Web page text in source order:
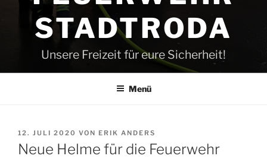
STADTRODA
Unsere Freizeit für eure Sicherheit!
Menü
VERÖFFENTLICHT
AM
12. JULI 2020 VON ERIK ANDERS
Neue Helme für die Feuerwehr